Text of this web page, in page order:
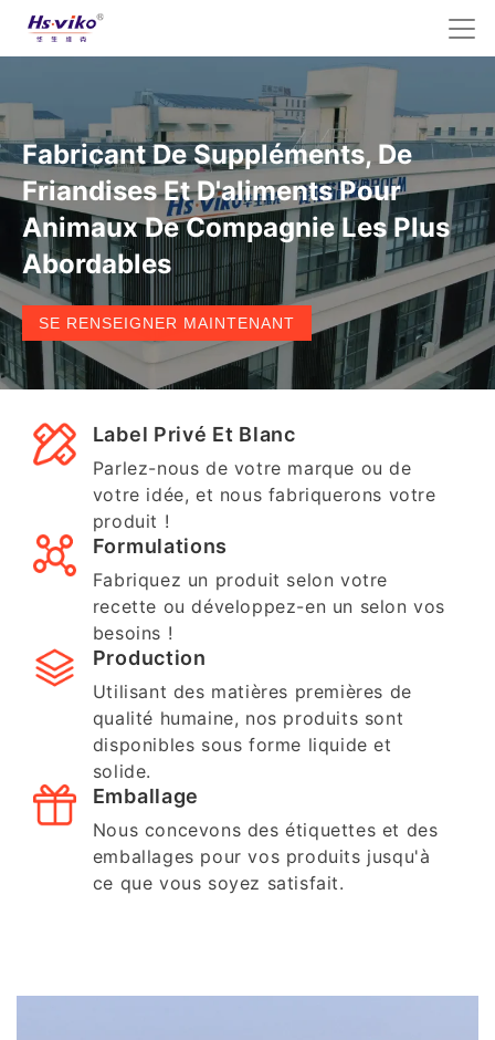
Fabricant De Suppléments, De
Friandises Et D'aliments Pour
Animaux De Compagnie Les Plus
Abordables
SE RENSEIGNER MAINTENANT
Label Privé Et Blanc
Parlez-nous de votre marque ou de
votre idée, et nous fabriquerons votre
produit !
Formulations
Fabriquez un produit selon votre
recette ou développez-en un selon vos
besoins !
Production
Utilisant des matières premières de
qualité humaine, nos produits sont
disponibles sous forme liquide et
solide.
Emballage
Nous concevons des étiquettes et des
emballages pour vos produits jusqu'à
ce que vous soyez satisfait.